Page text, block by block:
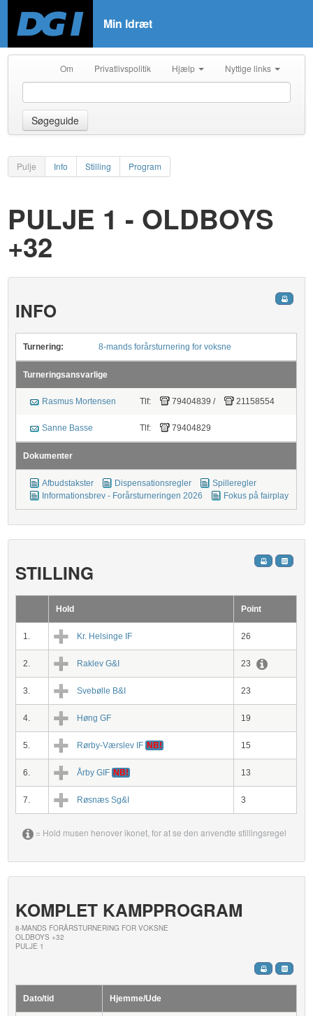
Min Idræt
Om Privatlivspolitik Hjælp Nyttige links
Søgeguide
Pulje Info Stilling Program
PULJE 1 - OLDBOYS
+32
INFO
Turnering: 8-mands forårsturnering for voksne
Turneringsansvarlige
Rasmus Mortensen Tlf: 79404839 / 21158554
Sanne Basse Tlf: 79404829
Dokumenter
Afbudstakster Dispensationsregler
Spilleregler
Informationsbrev - Forårsturneringen 2026
Fokus på fairplay
STILLING
Hold Point
1. Kr. Helsinge IF 26
2. Raklev G&I 23
3. Svebølle B&I 23
4. Høng GF 19
5. Rørby-Værslev IF NB! 15
6. Årby GIF NB! 13
7. Røsnæs Sg&I 3
= Hold musen henover ikonet, for at se den anvendte stillingsregel
KOMPLET KAMPPROGRAM
8-MANDS FORÅRSTURNERING FOR VOKSNE
OLDBOYS +32
PULJE 1
Dato/tid Hjemme/Ude